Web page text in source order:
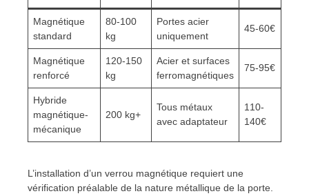
Magnétique
standard
80-100
kg
Portes acier
uniquement
45-60€
Magnétique
renforcé
120-150
kg
Acier et surfaces
ferromagnétiques
75-95€
Hybride
magnétique-
mécanique
200 kg+
Tous métaux
avec adaptateur
110-
140€
L’installation d’un verrou magnétique requiert une
vérification préalable de la nature métallique de la porte.